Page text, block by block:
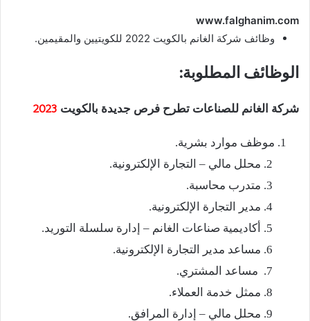
www.falghanim.com
وظائف شركة الغانم بالكويت 2022 للكويتيين والمقيمين.
الوظائف المطلوبة:
شركة الغانم للصناعات تطرح فرص جديدة بالكويت 2023
موظف موارد بشرية.
محلل مالي – التجارة الإلكترونية.
متدرب محاسبة.
مدير التجارة الإلكترونية.
أكاديمية صناعات الغانم – إدارة سلسلة التوريد.
مساعد مدير التجارة الإلكترونية.
مساعد المشتري.
ممثل خدمة العملاء.
محلل مالي – إدارة المرافق.